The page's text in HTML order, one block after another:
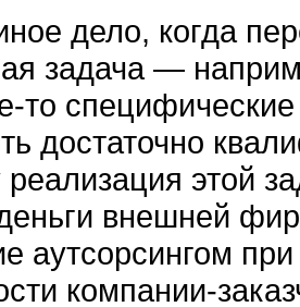
дело, когда
задача —
то
достаточно
реализация этой
внешней
аутсорсингом
компании-